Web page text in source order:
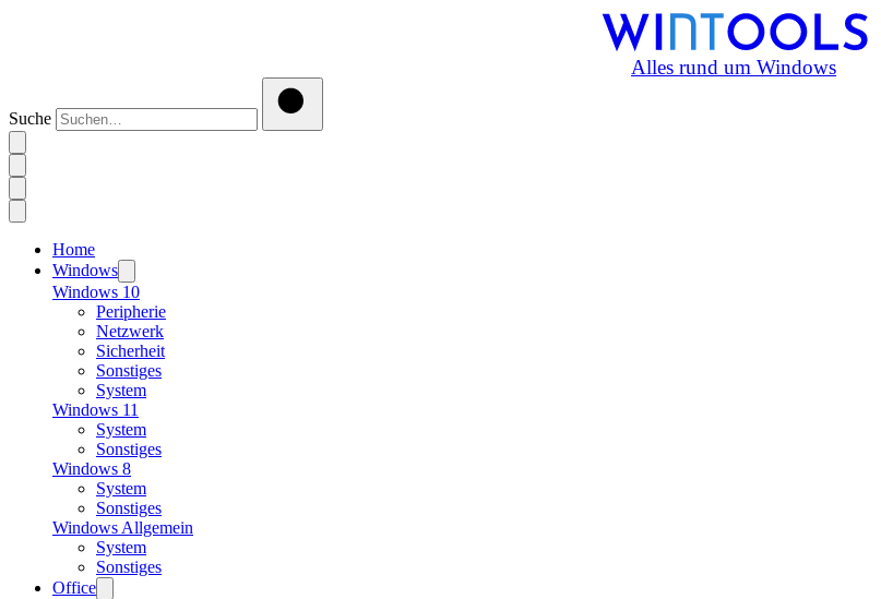
Alles rund um Windows
Suche
Home
Windows
Windows 10
Peripherie
Netzwerk
Sicherheit
Sonstiges
System
Windows 11
System
Sonstiges
Windows 8
System
Sonstiges
Windows Allgemein
System
Sonstiges
Office